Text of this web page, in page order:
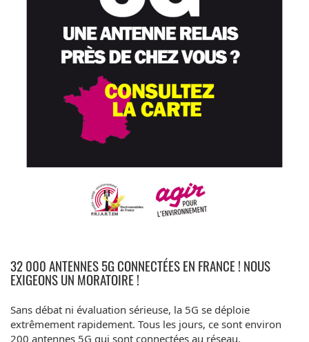
32 000 ANTENNES 5G CONNECTÉES EN FRANCE ! NOUS
EXIGEONS UN MORATOIRE !
Sans débat ni évaluation sérieuse, la 5G se déploie
extrêmement rapidement. Tous les jours, ce sont environ
200 antennes 5G qui sont connectées au réseau.